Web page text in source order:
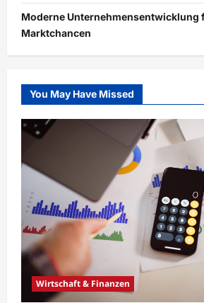
Moderne Unternehmensentwicklung
Marktchancen
You May Have Missed
Wirtschaft & Finanzen